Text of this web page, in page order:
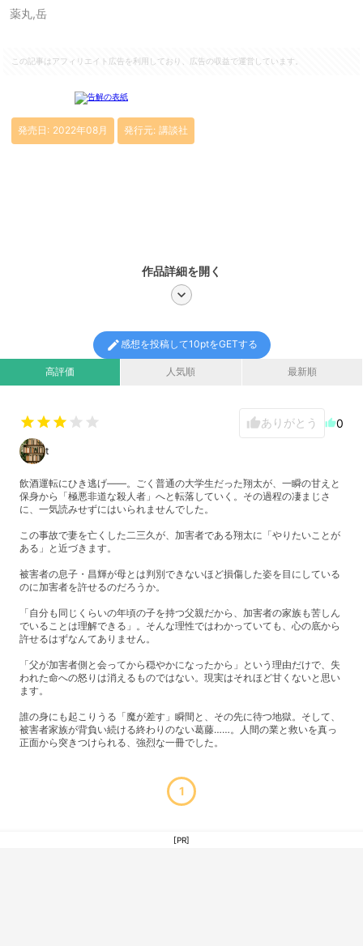
薬丸,岳
この記事はアフィリエイト広告を利用しており、広告の収益で運営しています。
作品詳細を開く
chevron_right
発売日: 2022年08月 発行元: 講談社
高評価 人気順 最新順
edit感想を投稿して10ptをGETする
star star star star star thumb_upありがとう thumb_up0
t
飲酒運転にひき逃げ——。ごく普通の大学生だった翔太が、一瞬の甘えと
保身から「極悪非道な殺人者」へと転落していく。その過程の凄まじさ
に、一気読みせずにはいられませんでした。
​この事故で妻を亡くした二三久が、加害者である翔太に「やりたいことが
ある」と近づきます。
​被害者の息子・昌輝が母とは判別できないほど損傷した姿を目にしている
のに加害者を許せるのだろうか。
「自分も同じくらいの年頃の子を持つ父親だから、加害者の家族も苦しん
でいることは理解できる」。そんな理性ではわかっていても、心の底から
許せるはずなんてありません。
​「父が加害者側と会ってから穏やかになったから」という理由だけで、失
われた命への怒りは消えるものではない。現実はそれほど甘くないと思い
ます。
​誰の身にも起こりうる「魔が差す」瞬間と、その先に待つ地獄。そして、
被害者家族が背負い続ける終わりのない葛藤……。人間の業と救いを真っ
正面から突きつけられる、強烈な一冊でした。
1
[PR]